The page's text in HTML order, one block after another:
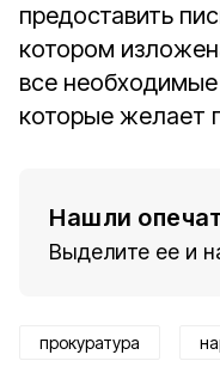
предоставить
котором
все
которые желает
Нашли
Выделите ее и
прокуратура